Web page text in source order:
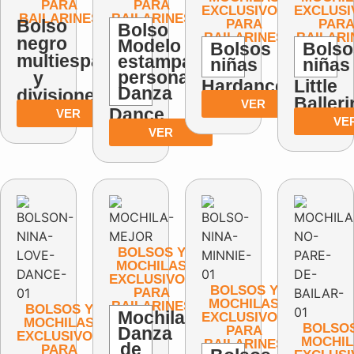
PARA
BAILARINES
Bolso
negro
multiespacio
y
divisiones
VER
PARA
BAILARINES
Bolso
Modelo
estampas
personalizadas
Danza
Dance
VER
EXCLUSIVOS
PARA
BAILARINES
Bolsos
niñas
Hardance
VER
PARA
niñas
Little
BOLSOS Y
MOCHILAS
EXCLUSIVOS
PARA
BOLSOS Y
MOCHILAS
EXCLUSIVOS
PARA
BAILARINES
Mochila
Danza
de
BOLSOS Y
MOCHILAS
EXCLUSIVOS
PARA
BAILARINES